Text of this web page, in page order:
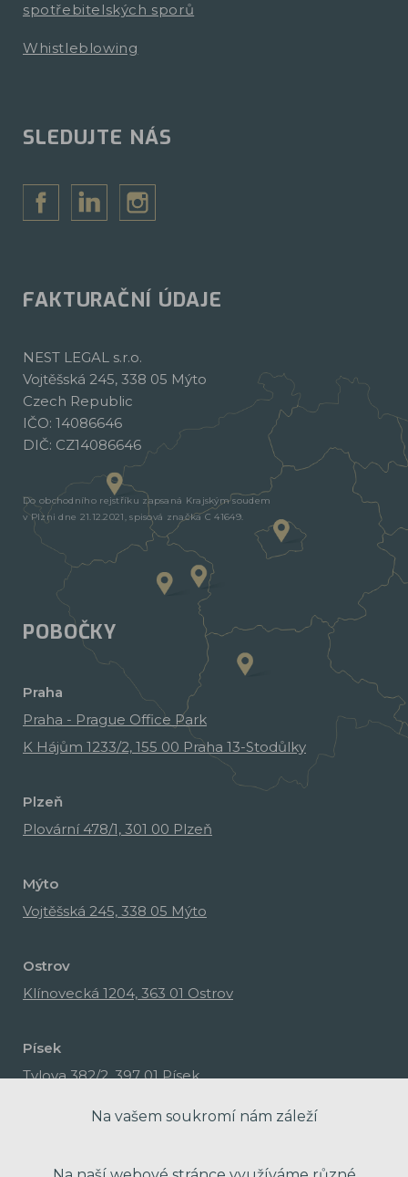
spotřebitelských sporů
Whistleblowing
SLEDUJTE NÁS
FAKTURAČNÍ ÚDAJE
NEST LEGAL s.r.o.
Vojtěšská 245, 338 05 Mýto
Czech Republic
IČO: 14086646
DIČ: CZ14086646
Do obchodního rejstříku zapsaná Krajským soudem
v Plzni dne 21.12.2021, spisová značka C 41649.
POBOČKY
Praha
Praha - Prague Office Park
K Hájům 1233/2, 155 00 Praha 13-Stodůlky
Plzeň
Plovární 478/1, 301 00 Plzeň
Mýto
Vojtěšská 245, 338 05 Mýto
Ostrov
Klínovecká 1204, 363 01 Ostrov
Písek
Tylova 382/2, 397 01 Písek
Na vašem soukromí nám záleží